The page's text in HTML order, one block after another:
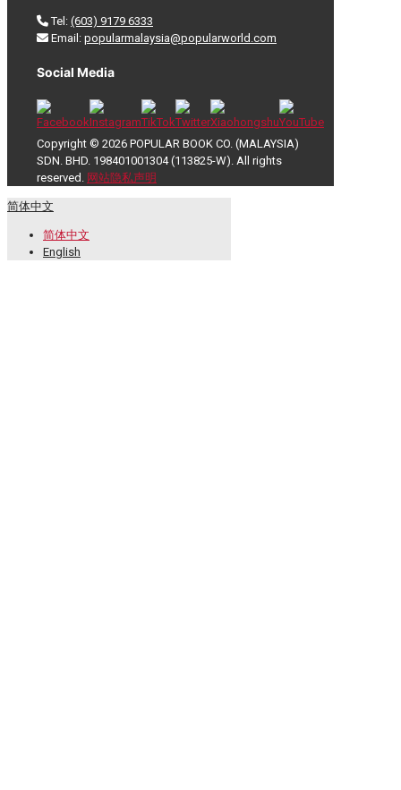
Tel: (603) 9179 6333
Email: popularmalaysia@popularworld.com
Social Media
Copyright © 2026 POPULAR BOOK CO. (MALAYSIA)
SDN. BHD. 198401001304 (113825-W). All rights
reserved.
网站隐私声明
简体中文
简体中文
English